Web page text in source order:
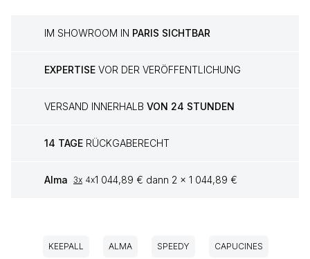
IM SHOWROOM IN PARIS SICHTBAR
EXPERTISE VOR DER VERÖFFENTLICHUNG
VERSAND INNERHALB VON 24 STUNDEN
14 TAGE RÜCKGABERECHT
Alma 3x 4x1 044,89 € dann 2 x 1 044,89 €
KEEPALL ALMA SPEEDY CAPUCINES